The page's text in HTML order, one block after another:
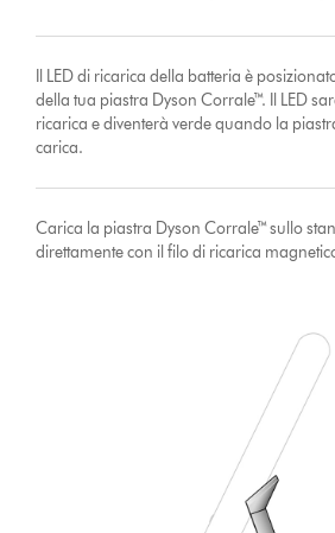
Il LED di ricarica della batteria è
della tua piastra Dyson Corrale™. Il LED
ricarica e diventerà verde quando la
carica.
Carica la piastra Dyson Corrale™ sullo
direttamente con il filo di ricarica